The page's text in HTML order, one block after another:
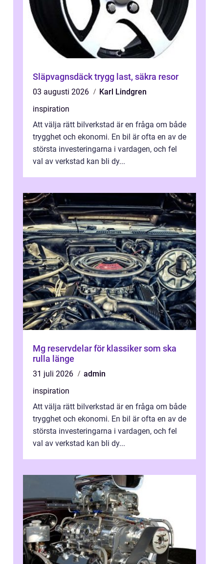
Släpvagnsdäck trygg last, säkra resor
03 augusti 2026
Karl Lindgren
inspiration
Att välja rätt bilverkstad är en fråga om både
trygghet och ekonomi. En bil är ofta en av de
största investeringarna i vardagen, och fel
val av verkstad kan bli dy...
Mg reservdelar för klassiker som ska
rulla länge
31 juli 2026
admin
inspiration
Att välja rätt bilverkstad är en fråga om både
trygghet och ekonomi. En bil är ofta en av de
största investeringarna i vardagen, och fel
val av verkstad kan bli dy...